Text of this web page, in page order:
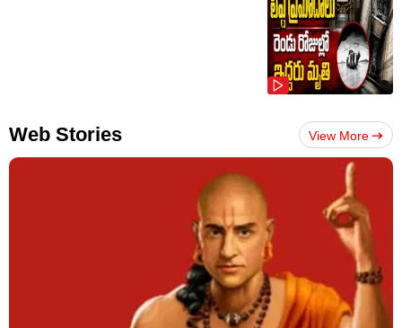
Web Stories View More